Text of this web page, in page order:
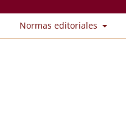
Normas editoriales